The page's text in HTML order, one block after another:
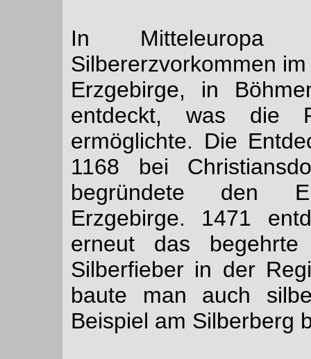
In Mitteleuropa
Silbererzvorkommen
Erzgebirge, in
entdeckt, was die
ermöglichte. Die
1168 bei
begründete den
Erzgebirge. 1471
erneut das
Silberfieber in der
baute man auch
Beispiel am Silberberg